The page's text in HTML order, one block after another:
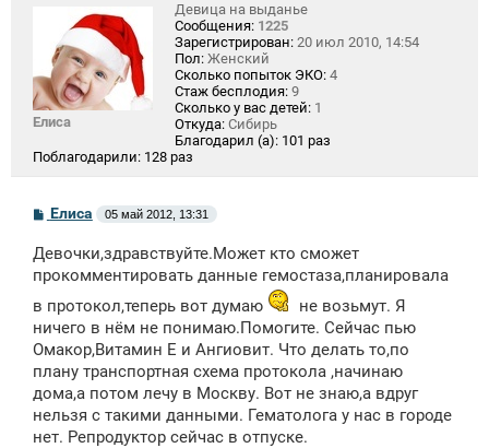
Елиса
Девица на выданье
Сообщения: 1225
Зарегистрирован: 20 июл 2010, 14:54
Пол: Женский
Сколько попыток ЭКО: 4
Стаж бесплодия: 9
Сколько у вас детей: 1
Откуда: Сибирь
Благодарил (а): 101 раз
Поблагодарили: 128 раз
С
б
щ
е
н
е
Елиса 05 май 2012, 13:31
Девочки,здравствуйте.Может кто сможет
прокомментировать данные гемостаза,планировала
в протокол,теперь вот думаю
не возьмут. Я
ничего в нём не понимаю.Помогите. Сейчас пью
Омакор,Витамин Е и Ангиовит. Что делать то,по
плану транспортная схема протокола ,начинаю
дома,а потом лечу в Москву. Вот не знаю,а вдруг
нельзя с такими данными. Гематолога у нас в городе
нет. Репродуктор сейчас в отпуске.